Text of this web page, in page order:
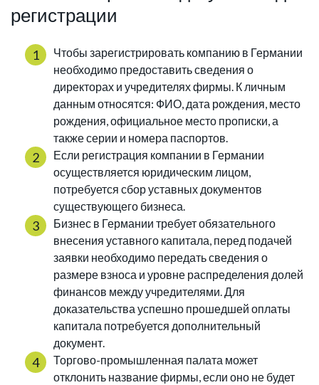
регистрации
Чтобы зарегистрировать компанию в Германии
необходимо предоставить сведения о
директорах и учредителях фирмы. К личным
данным относятся: ФИО, дата рождения, место
рождения, официальное место прописки, а
также серии и номера паспортов.
Если регистрация компании в Германии
осуществляется юридическим лицом,
потребуется сбор уставных документов
существующего бизнеса.
Бизнес в Германии требует обязательного
внесения уставного капитала, перед подачей
заявки необходимо передать сведения о
размере взноса и уровне распределения долей
финансов между учредителями. Для
доказательства успешно прошедшей оплаты
капитала потребуется дополнительный
документ.
Торгово-промышленная палата может
отклонить название фирмы, если оно не будет